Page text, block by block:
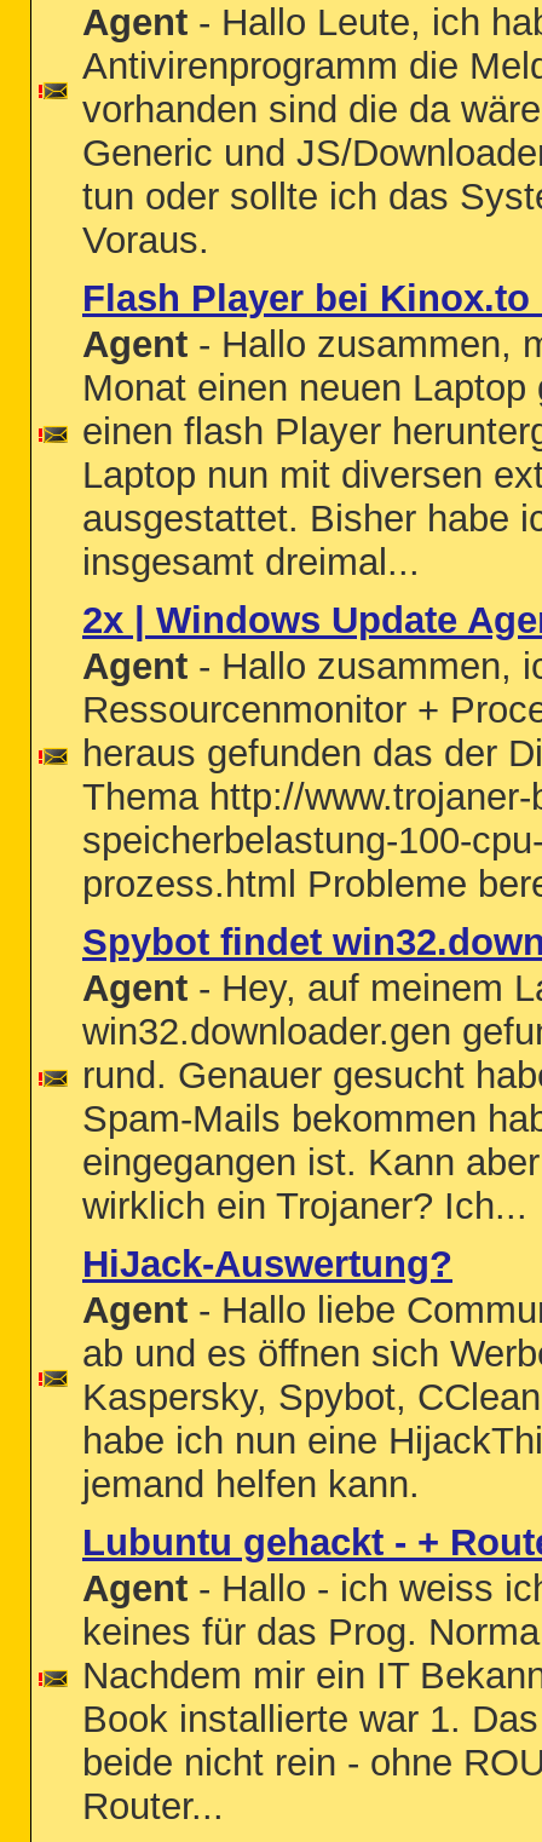
Agent - Hallo Leute, ich
Antivirenprogramm die
vorhanden sind die da
Generic und JS/
tun oder sollte ich das
Voraus.
Flash Player bei
Agent - Hallo zusammen,
Monat einen neuen
einen flash Player
Laptop nun mit diversen
ausgestattet. Bisher habe
insgesamt dreimal...
2x | Windows Update
Agent - Hallo zusammen,
Ressourcenmonitor +
heraus gefunden das der
Thema http://
speicherbelastung-100-
prozess.html Probleme
Spybot findet
Agent - Hey, auf meinem
win32.downloader.gen
rund. Genauer gesucht
Spam-Mails bekommen
eingegangen ist. Kann
wirklich ein Trojaner? Ich...
HiJack-Auswertung?
Agent - Hallo liebe
ab und es öffnen sich
Kaspersky, Spybot,
habe ich nun eine
jemand helfen kann.
Lubuntu gehackt - +
Agent - Hallo - ich weiss
keines für das Prog.
Nachdem mir ein IT
Book installierte war 1.
beide nicht rein - ohne
Router...